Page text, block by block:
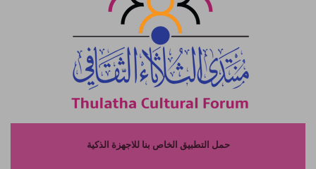
حمل التطبيق الخاص بنا للاجهزة الذكية